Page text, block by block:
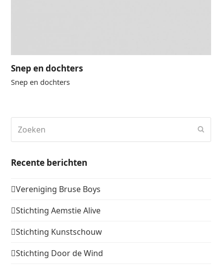
Snep en dochters
Snep en dochters
Recente berichten
Vereniging Bruse Boys
Stichting Aemstie Alive
Stichting Kunstschouw
Stichting Door de Wind